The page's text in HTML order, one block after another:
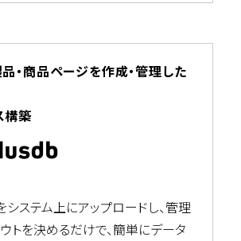
・商品ページを作成・管理した
構築
システム上にアップロードし、管理
トを決めるだけで、簡単にデータ